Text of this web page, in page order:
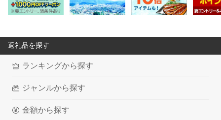
返礼品を探す
ランキングから探す
ジャンルから探す
金額から探す